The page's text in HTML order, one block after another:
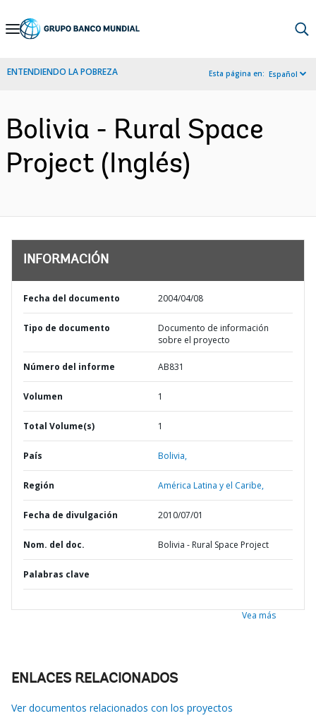
Skip
Navigation
ENTENDIENDO LA POBREZA Esta página en: Español
Bolivia - Rural Space
Project (Inglés)
INFORMACIÓN
Fecha del documento 2004/04/08
Tipo de documento
Documento de información
sobre el proyecto
Número del informe AB831
Volumen 1
Total Volume(s) 1
País Bolivia,
Región América Latina y el Caribe,
Fecha de divulgación 2010/07/01
Nom. del doc. Bolivia - Rural Space Project
Palabras clave
Vea más
ENLACES RELACIONADOS
Ver documentos relacionados con los proyectos